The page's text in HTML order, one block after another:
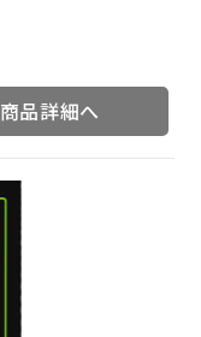
商品詳細へ